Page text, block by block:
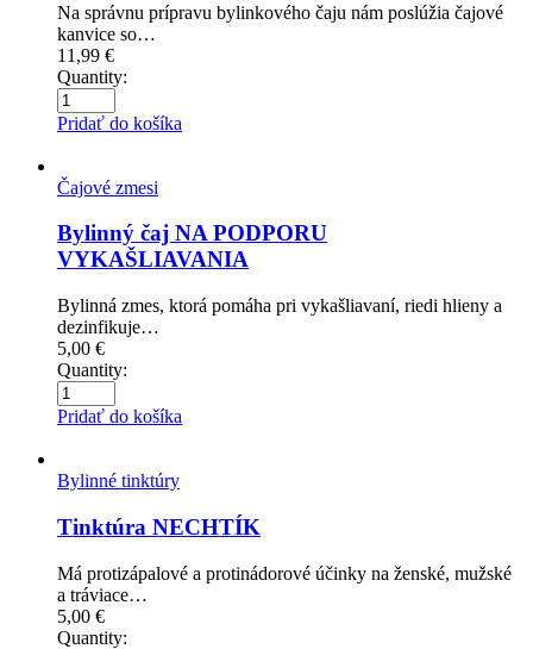
Na správnu prípravu bylinkového čaju nám poslúžia čajové
kanvice so…
11,99 €
Quantity:
Pridať do košíka
Čajové zmesi
Bylinný čaj NA PODPORU
VYKAŠLIAVANIA
Bylinná zmes, ktorá pomáha pri vykašliavaní, riedi hlieny a
dezinfikuje…
5,00 €
Quantity:
Pridať do košíka
Bylinné tinktúry
Tinktúra NECHTÍK
Má protizápalové a protinádorové účinky na ženské, mužské
a tráviace…
5,00 €
Quantity: